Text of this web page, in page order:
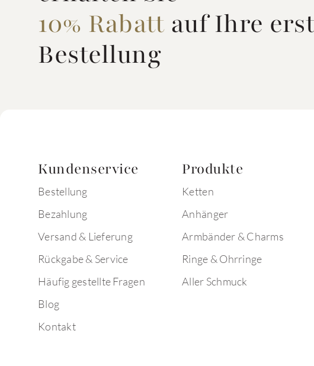
10% Rabattauf Ihre
Bestellung
Kundenservice
Bestellung
Bezahlung
Versand & Lieferung
Rückgabe & Service
Häufig gestellte Fragen
Blog
Kontakt
Produkte
Ketten
Anhänger
Armbänder & Charms
Ringe & Ohrringe
Aller Schmuck